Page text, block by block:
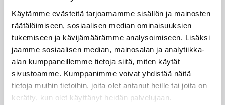
Käytämme evästeitä tarjoamamme sisällön ja mainosten
räätälöimiseen, sosiaalisen median ominaisuuksien
tukemiseen ja kävijämäärämme analysoimiseen. Lisäksi
jaamme sosiaalisen median, mainosalan ja analytiikka-
alan kumppaneillemme tietoja siitä, miten käytät
sivustoamme. Kumppanimme voivat yhdistää näitä
tietoja muihin tietoihin, joita olet antanut heille tai joita on
kerätty, kun olet käyttänyt heidän palvelujaan.
maajoukkuekesänsä turnausvoittoon Lohjalla
06.08.2026